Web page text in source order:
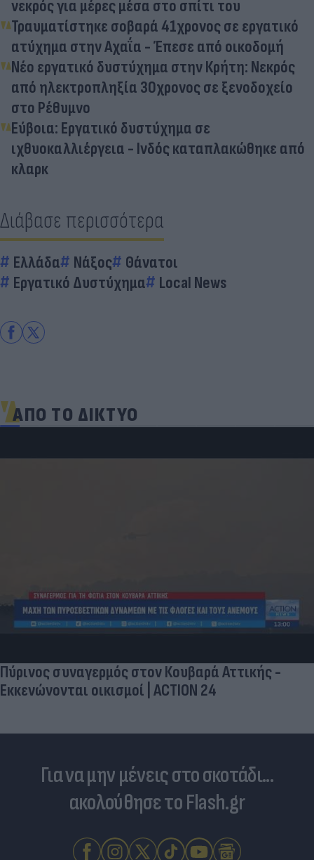
νεκρός για μέρες μέσα στο σπίτι του
Τραυματίστηκε σοβαρά 41χρονος σε εργατικό
ατύχημα στην Αχαΐα - Έπεσε από οικοδομή
Νέο εργατικό δυστύχημα στην Κρήτη: Νεκρός
από ηλεκτροπληξία 30χρονος σε ξενοδοχείο
στο Ρέθυμνο
Εύβοια: Εργατικό δυστύχημα σε
ιχθυοκαλλιέργεια - Ινδός καταπλακώθηκε από
κλαρκ
Διάβασε περισσότερα
Ελλάδα Νάξος
Θάνατοι
Εργατικό Δυστύχημα
Local News
ΑΠΟ ΤΟ ΔΙΚΤΥΟ
Ο Τραμπ αναδημοσίευσε συνέντευξη του Θάνου
Για να μην μένεις στο σκοτάδι...
ακολούθησε το Flash.gr